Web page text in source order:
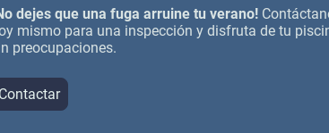
dejes que una fuga arruine tu verano!
mismo para una inspección y disfruta de tu
preocupaciones.
Contactar